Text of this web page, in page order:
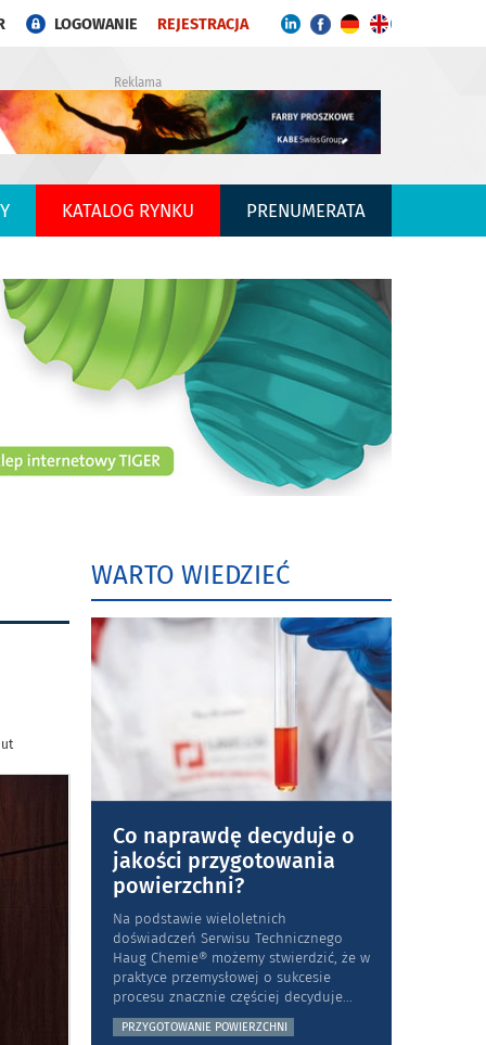
LOGOWANIE REJESTRACJA
Reklama
KATALOG RYNKU PRENUMERATA
WARTO WIEDZIEĆ
Co naprawdę decyduje o
jakości przygotowania
powierzchni?
Na podstawie wieloletnich
doświadczeń Serwisu Technicznego
Haug Chemie® możemy stwierdzić, że w
praktyce przemysłowej o sukcesie
procesu znacznie częściej decyduje...
PRZYGOTOWANIE POWIERZCHNI